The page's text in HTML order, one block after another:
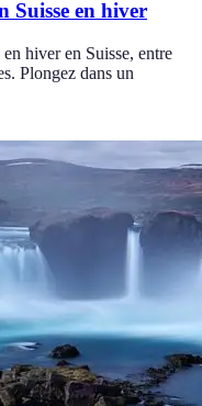
Suisse en hiver
hiver en Suisse, entre
Plongez dans un